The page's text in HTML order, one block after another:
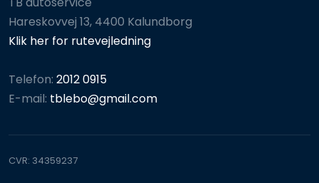
Hareskovvej 13, 4400 Kalundborg
Klik her for rutevejledning
Telefon:2012 0915
E-mail: tblebo@gmail.com
CVR​: 34359237